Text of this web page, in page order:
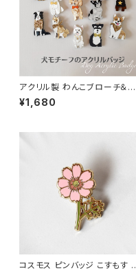
アクリル製 わんこブローチ＆バ
ッジ Dogモチーフ ポーコピノ P
ocopinoドッグ アクリル製バッ
¥1,680
コスモス ピンバッジ こすもす 秋